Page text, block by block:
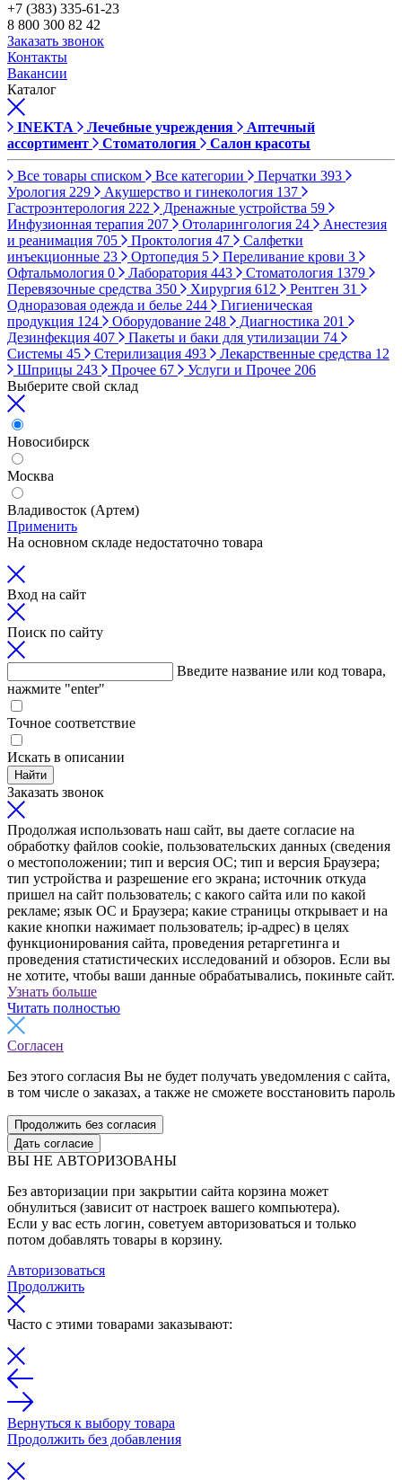
+7 (383) 335-61-23
8 800 300 82 42
Заказать звонок
Контакты
Вакансии
Каталог
INEKTA Лечебные учреждения
Аптечный
ассортимент
Стоматология Салон красоты
Все товары списком Все категории Перчатки 393
Урология 229 Акушерство и гинекология 137
Гастроэнтерология 222 Дренажные устройства 59
Инфузионная терапия 207 Отоларингология 24
Анестезия
и реанимация 705 Проктология 47
Салфетки
инъекционные 23 Ортопедия 5 Переливание крови 3
Офтальмология 0 Лаборатория 443 Стоматология 1379
Перевязочные средства 350 Хирургия 612 Рентген 31
Одноразовая одежда и белье 244
Гигиеническая
продукция 124 Оборудование 248 Диагностика 201
Дезинфекция 407 Пакеты и баки для утилизации 74
Системы 45 Стерилизация 493 Лекарственные средства 12
Шприцы 243 Прочее 67 Услуги и Прочее 206
Выберите свой склад
Новосибирск
Москва
Владивосток (Артем)
Применить
На основном складе недостаточно товара
Вход на сайт
Поиск по сайту
Введите название или код товара,
нажмите "enter"
Точное соответствие
Искать в описании
Найти
Заказать звонок
Продолжая использовать наш сайт, вы даете согласие на
обработку файлов cookie, пользовательских данных (сведения
о местоположении; тип и версия ОС; тип и версия Браузера;
тип устройства и разрешение его экрана; источник откуда
пришел на сайт пользователь; с какого сайта или по какой
рекламе; язык ОС и Браузера; какие страницы открывает и на
какие кнопки нажимает пользователь; ip-адрес) в целях
функционирования сайта, проведения ретаргетинга и
проведения статистических исследований и обзоров. Если вы
не хотите, чтобы ваши данные обрабатывались, покиньте сайт.
Узнать больше
Читать полностью
Согласен
Без этого согласия Вы не будет получать уведомления с сайта,
в том числе о заказах, а также не сможете восстановить пароль
Продолжить без согласия
Дать согласие
ВЫ НЕ АВТОРИЗОВАНЫ
Без авторизации при закрытии сайта корзина может
обнулиться (зависит от настроек вашего компьютера).
Если у вас есть логин, советуем авторизоваться и только
потом добавлять товары в корзину.
Авторизоваться
Продолжить
Часто с этими товарами заказывают:
Вернуться к выбору товара
Продолжить без добавления